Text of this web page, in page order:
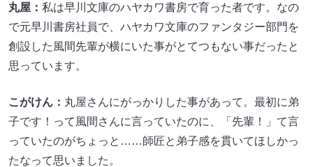
丸屋： 私は早川文庫のハヤカワ書房で育った者です。なの
で元早川書房社員で、ハヤカワ文庫のファンタジー部門を
創設した風間先輩が横にいた事がとてつもない事だったと
思っています。
こがけん： 丸屋さんにがっかりした事があって。最初に弟
子です！って風間さんに言っていたのに、「先輩！」て言
っていたのがちょっと……師匠と弟子感を貫いてほしかっ
たなって思いました。